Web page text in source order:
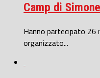
Camp di
Hanno partecipato 26
organizzato...